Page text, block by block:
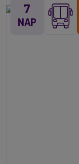
7
NAP